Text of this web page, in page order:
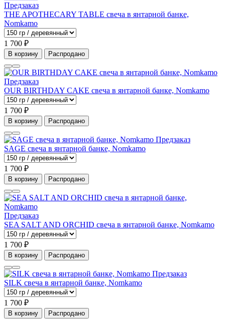
Предзаказ
THE APOTHECARY TABLE свеча в янтарной банке,
Nomkamo
1 700 ₽
В корзину Распродано
Предзаказ
OUR BIRTHDAY CAKE свеча в янтарной банке, Nomkamo
1 700 ₽
В корзину Распродано
Предзаказ
SAGE свеча в янтарной банке, Nomkamo
1 700 ₽
В корзину Распродано
Предзаказ
SEA SALT AND ORCHID свеча в янтарной банке, Nomkamo
1 700 ₽
В корзину Распродано
Предзаказ
SILK свеча в янтарной банке, Nomkamo
1 700 ₽
В корзину Распродано